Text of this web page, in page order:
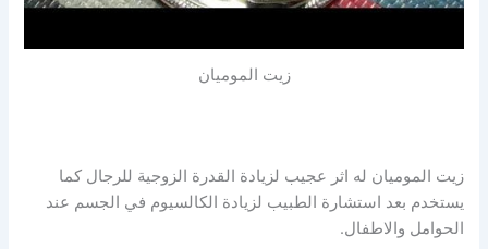
زيت الموميان
زيت الموميان له اثر عجيب لزيادة القدرة الزوجية للرجال كما
يستخدم بعد استشارة الطبيب لزيادة الكالسيوم في الجسم عند
الحوامل والاطفال.